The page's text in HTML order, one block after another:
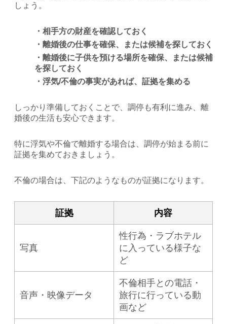
しょう。
・相手方の財産を確認しておく
・離婚後の仕事を確保、または候補を探しておく
・離婚後に子供を預ける場所を確保、または候補
を探しておく
・浮気/不倫の事実があれば、証拠を集める
しっかり準備しておくことで、調停も有利に進み、離
婚後の生活も安心できます。
特に浮気や不倫で離婚する場合は、調停が始まる前に
証拠を集めておきましょう。
不倫の場合は、下記のようなものが証拠になります。
証拠 内容
写真
性行為・ラブホテル
に入っている様子な
ど
音声・映像データ
不倫相手との電話・
旅行に行っている動
画など